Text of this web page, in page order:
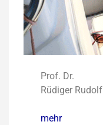
Prof. Dr.
Rüdiger Rudolf
mehr